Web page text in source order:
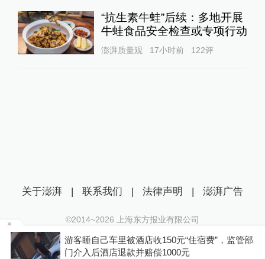
“抗生素牛蛙”后续：多地开展
牛蛙食品安全检查或专项行动
澎湃质量观 17小时前 122评
你有权知道更多
宿费”，监管部
关于澎湃 | 联系我们 | 法律声明 | 澎湃广告
©2014~2026 上海东方报业有限公司
沪ICP证：沪B2-20170116 | 沪ICP备14003370号
互联网新闻信息服务许可证：31120170006